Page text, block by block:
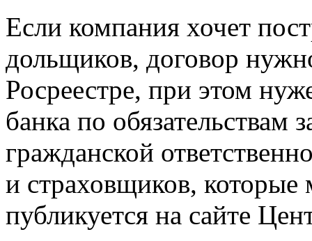
Если компания хочет
дольщиков, договор
Росреестре, при этом
банка по обязательствам
гражданской
и страховщиков, которые
публикуется на сайте